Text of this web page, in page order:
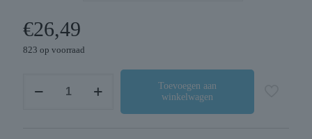
€26,49
823 op voorraad
Toevoegen aan
winkelwagen